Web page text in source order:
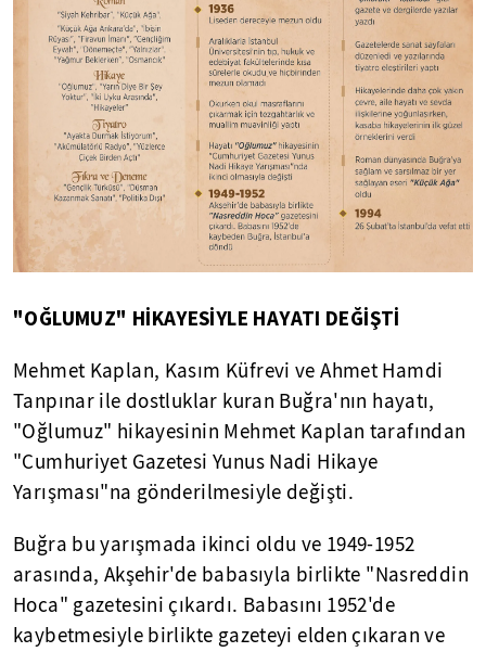
"OĞLUMUZ" HİKAYESİYLE HAYATI DEĞİŞTİ
Mehmet Kaplan, Kasım Küfrevi ve Ahmet Hamdi
Tanpınar ile dostluklar kuran Buğra'nın hayatı,
"Oğlumuz" hikayesinin Mehmet Kaplan tarafından
"Cumhuriyet Gazetesi Yunus Nadi Hikaye
Yarışması"na gönderilmesiyle değişti.
Buğra bu yarışmada ikinci oldu ve 1949-1952
arasında, Akşehir'de babasıyla birlikte "Nasreddin
Hoca" gazetesini çıkardı. Babasını 1952'de
kaybetmesiyle birlikte gazeteyi elden çıkaran ve